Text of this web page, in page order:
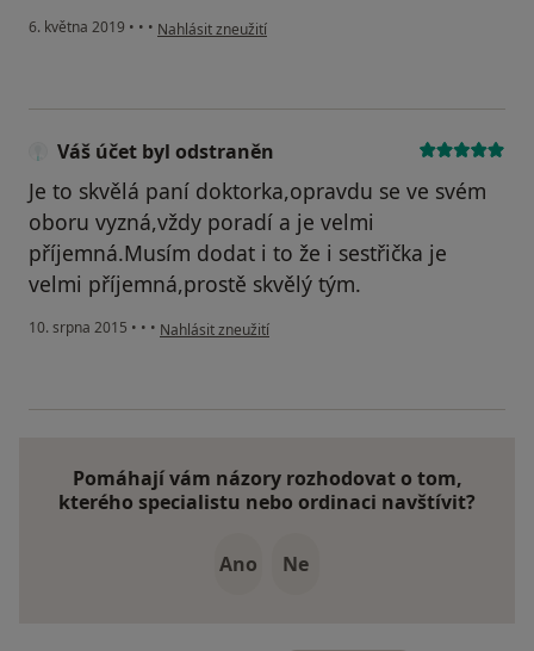
6. května 2019 • • • podle názoru uživatele Váš účet byl odstraněn
Nahlásit zneužití
Váš účet byl odstraněn
Je to skvělá paní doktorka,opravdu se ve svém
oboru vyzná,vždy poradí a je velmi
příjemná.Musím dodat i to že i sestřička je
velmi příjemná,prostě skvělý tým.
10. srpna 2015 • • • podle názoru uživatele Váš účet byl odstraněn
Nahlásit zneužití
Pomáhají vám názory rozhodovat o tom,
kterého specialistu nebo ordinaci navštívit?
Ano Ne